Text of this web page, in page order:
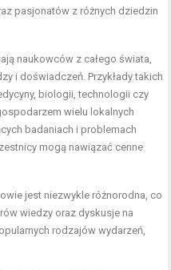
pasjonatów z różnych dziedzin
naukowców z całego świata,
i doświadczeń. Przykłady takich
biologii, technologii czy
wielu lokalnych
badaniach i problemach
mogą nawiązać cenne
jest niezwykle różnorodna, co
wiedzy oraz dyskusje na
rodzajów wydarzeń,